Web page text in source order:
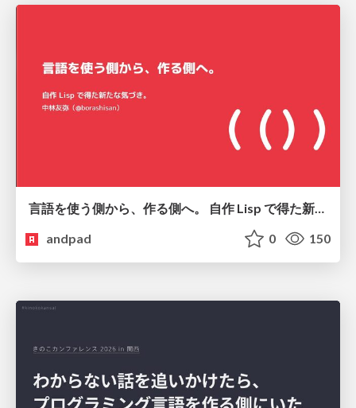
言語を使う側から、作る側へ。 自作 Lisp で得た新たな気づき。
andpad
0 150